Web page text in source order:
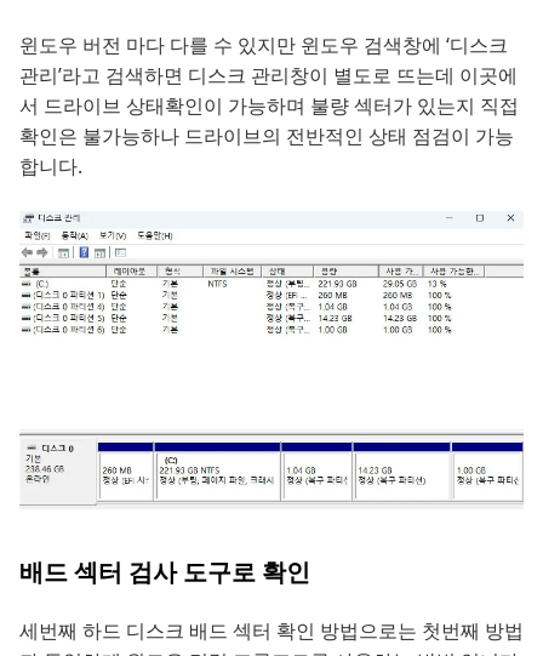
윈도우 버전 마다 다를 수 있지만 윈도우 검색창에 ‘디스크
관리’라고 검색하면 디스크 관리창이 별도로 뜨는데 이곳에
서 드라이브 상태확인이 가능하며 불량 섹터가 있는지 직접
확인은 불가능하나 드라이브의 전반적인 상태 점검이 가능
합니다.
배드 섹터 검사 도구로 확인
세번째 하드 디스크 배드 섹터 확인 방법으로는 첫번째 방법